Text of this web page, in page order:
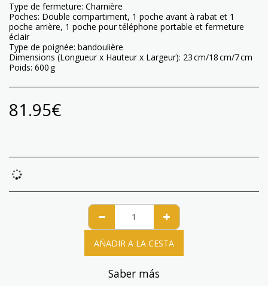
Type de fermeture: Charnière
Poches: Double compartiment, 1 poche avant à rabat et 1
poche arrière, 1 poche pour téléphone portable et fermeture
éclair
Type de poignée: bandoulière
Dimensions (Longueur x Hauteur x Largeur): 23 cm/18 cm/7 cm
Poids: 600 g
81.95€
AÑADIR A LA CESTA
Saber más